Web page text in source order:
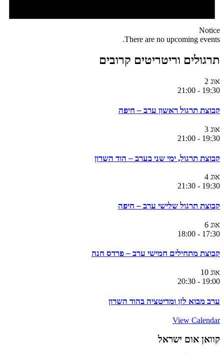
Notice
There are no upcoming events.
תרגולים וריטריטים קרובים
אוג 2
19:30
-
21:00
קבוצת תרגול ראשון ערב – חיפה
אוג 3
19:30
-
21:00
קבוצת תרגול, ימי שני בערב – הוד השרון
אוג 4
19:30
-
21:30
קבוצת תרגול שלישי ערב – חיפה
אוג 6
17:30
-
18:00
קבוצת מתחילים חמישי ערב – פרדס חנה
אוג 10
19:00
-
20:30
ערב מבוא לזן ומדיטציה בהוד השרון
View Calendar
קוואן אום ישראל